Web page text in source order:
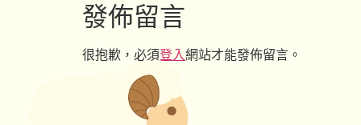
發佈留言
很抱歉，必須登入網站才能發佈留言。